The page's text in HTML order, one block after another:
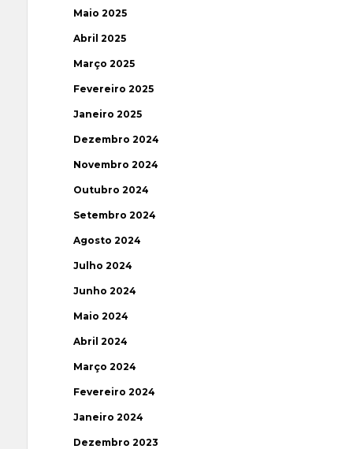
Maio 2025
Abril 2025
Março 2025
Fevereiro 2025
Janeiro 2025
Dezembro 2024
Novembro 2024
Outubro 2024
Setembro 2024
Agosto 2024
Julho 2024
Junho 2024
Maio 2024
Abril 2024
Março 2024
Fevereiro 2024
Janeiro 2024
Dezembro 2023